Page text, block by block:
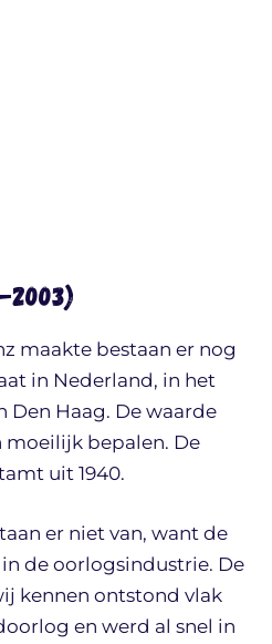
2003)
maakte bestaan er nog
in Nederland, in het
Den Haag. De waarde
moeilijk bepalen. De
uit 1940.
er niet van, want de
de oorlogsindustrie. De
kennen ontstond vlak
en werd al snel in